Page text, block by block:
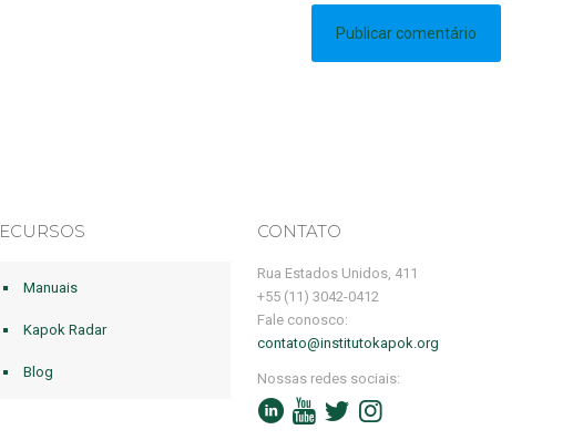
Manuais
Kapok Radar
Blog
CONTATO
Rua Estados Unidos, 411
+55 (11) 3042-0412
Fale conosco:
contato@institutokapok.org
Nossas redes sociais: